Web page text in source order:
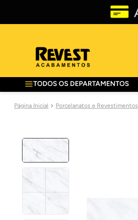
TODOS OS DEPARTAMENTOS
Porcelanatos e Revestimentos